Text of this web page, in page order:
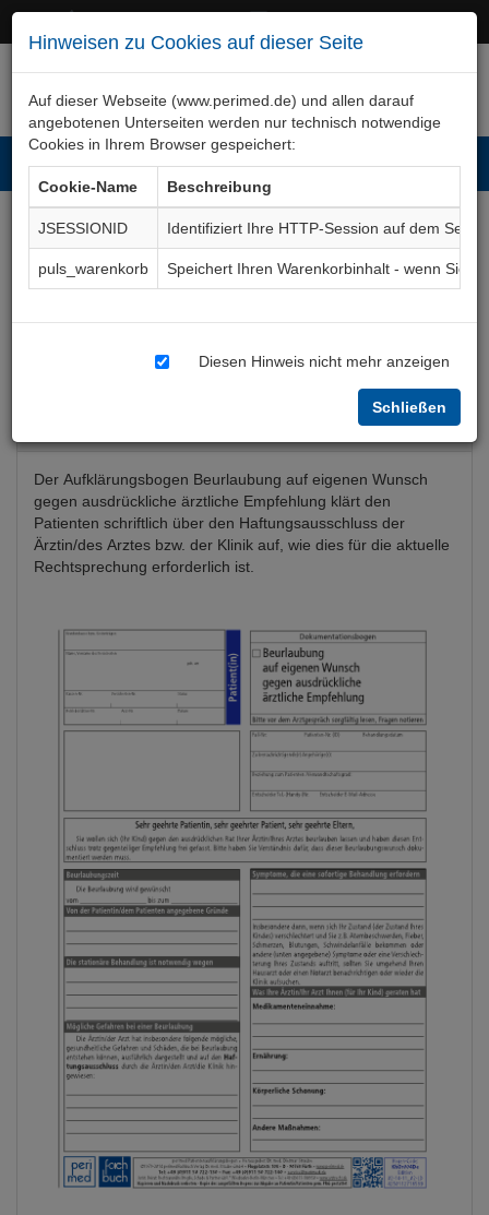
Hinweisen zu Cookies auf dieser Seite
Auf dieser Webseite (www.perimed.de) und allen darauf
angebotenen Unterseiten werden nur technisch notwendige
Cookies in Ihrem Browser gespeichert:
Cookie-Name
Beschreibung
JSESSIONID
Identifiziert Ihre HTTP-Session auf dem Server
puls_warenkorb
Speichert Ihren Warenkorbinhalt - wenn Sie
Diesen Hinweis nicht mehr anzeigen
Schließen
Beurlaubung auf eigenen
Wunsch
Der Aufklärungsbogen Beurlaubung auf eigenen Wunsch
gegen ausdrückliche ärztliche Empfehlung klärt den
Patienten schriftlich über den Haftungsausschluss der
Ärztin/des Arztes bzw. der Klinik auf, wie dies für die aktuelle
Rechtsprechung erforderlich ist.